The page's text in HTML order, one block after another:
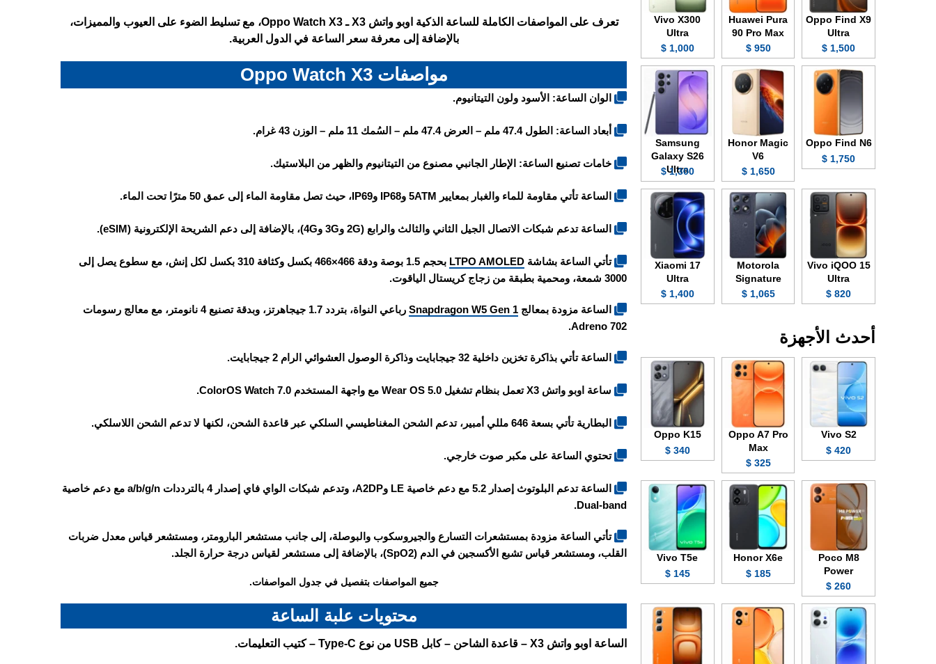
تعرف على المواصفات الكاملة للساعة الذكية اوبو واتش X3 ـ Oppo Watch X3، مع تسليط الضوء على العيوب والمميزات،
بالإضافة إلى معرفة سعر الساعة في الدول العربية.
مواصفات Oppo Watch X3
الوان الساعة: الأسود ولون التيتانيوم.
أبعاد الساعة: الطول 47.4 ملم – العرض 47.4 ملم – السُمك 11 ملم – الوزن 43 غرام.
خامات تصنيع الساعة: الإطار الجانبي مصنوع من التيتانيوم والظهر من البلاستيك.
الساعة تأتي مقاومة للماء والغبار بمعايير 5ATM وIP68 وIP69، حيث تصل مقاومة الماء إلى عمق 50 مترًا تحت الماء.
الساعة تدعم شبكات الاتصال الجيل الثاني والثالث والرابع (2G و3G و4G)، بالإضافة إلى دعم الشريحة الإلكترونية (eSIM).
تأتي الساعة بشاشة LTPO AMOLED
بحجم 1.5 بوصة ودقة 466×466 بكسل وكثافة 310 بكسل لكل إنش، مع سطوع يصل إلى
3000 شمعة، ومحمية بطبقة من زجاج كريستال الياقوت.
الساعة مزودة بمعالج Snapdragon W5 Gen 1
رباعي النواة، بتردد 1.7 جيجاهرتز، وبدقة تصنيع 4 نانومتر، مع معالج رسومات
Adreno 702.
الساعة تأتي بذاكرة تخزين داخلية 32 جيجابايت وذاكرة الوصول العشوائي الرام 2 جيجابايت.
ساعة اوبو واتش X3 تعمل بنظام تشغيل Wear OS 5.0 مع واجهة المستخدم ColorOS Watch 7.0.
البطارية تأتي بسعة 646 مللي أمبير، تدعم الشحن المغناطيسي السلكي عبر قاعدة الشحن، لكنها لا تدعم الشحن اللاسلكي.
تحتوي الساعة على مكبر صوت خارجي.
الساعة تدعم البلوتوث إصدار 5.2 مع دعم خاصية LE وA2DP، وتدعم شبكات الواي فاي إصدار 4 بالترددات a/b/g/n مع دعم خاصية
Dual-band.
تأتي الساعة مزودة بمستشعرات التسارع والجيروسكوب والبوصلة، إلى جانب مستشعر البارومتر، ومستشعر قياس معدل ضربات
القلب، ومستشعر قياس تشبع الأكسجين في الدم (SpO2)، بالإضافة إلى مستشعر لقياس درجة حرارة الجلد.
جميع المواصفات بتفصيل في جدول المواصفات.
محتويات علبة الساعة
الساعة اوبو واتش X3 – قاعدة الشاحن – كابل USB من نوع Type-C – كتيب التعليمات.
Oppo Find X9
Ultra
1,500 $
Huawei Pura
90 Pro Max
950 $
Vivo X300
Ultra
1,000 $
Oppo Find N6
1,750 $
Honor Magic
V6
1,650 $
Samsung
Galaxy S26
Ultra
1,300 $
Vivo iQOO 15
Ultra
820 $
Motorola
Signature
1,065 $
Xiaomi 17
Ultra
1,400 $
أحدث الأجهزة
Vivo S2
420 $
Oppo A7 Pro
Max
325 $
Oppo K15
340 $
Poco M8
Power
260 $
Honor X6e
185 $
Vivo T5e
145 $